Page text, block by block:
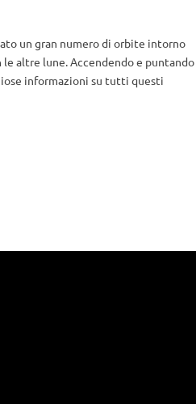
un gran numero di orbite intorno
altre lune. Accendendo e puntando
informazioni su tutti questi